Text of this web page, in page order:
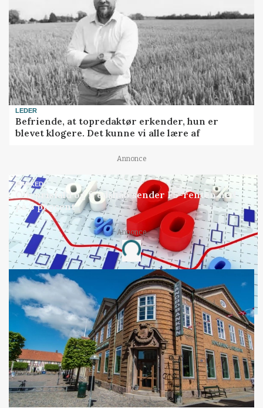
LEDER
Befriende, at topredaktør erkender, hun er
blevet klogere. Det kunne vi alle lære af
Annonce
MARKED
Olieprisfald og fredshåb sender F5-renten ned
på 3 procent
Annonce
Loading...